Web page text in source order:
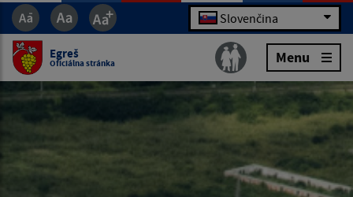
Slovenčina
Egreš
Oficiálna stránka Menu